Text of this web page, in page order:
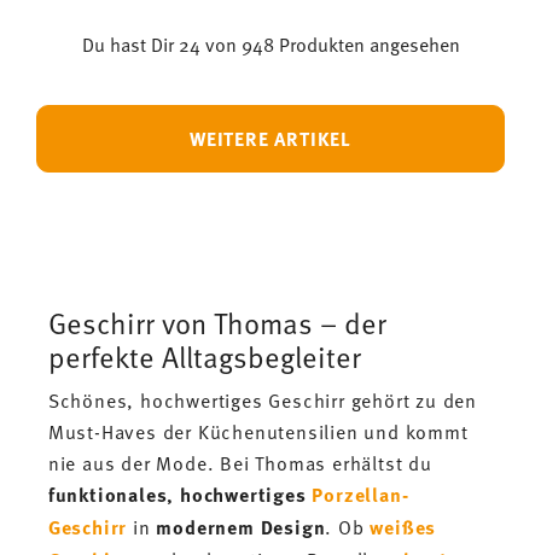
Du hast Dir 24 von 948 Produkten angesehen
WEITERE ARTIKEL
Geschirr von Thomas – der
perfekte Alltagsbegleiter
Schönes, hochwertiges Geschirr gehört zu den
Must-Haves der Küchenutensilien und kommt
nie aus der Mode. Bei Thomas erhältst du
funktionales, hochwertiges Porzellan-
Geschirr in modernem Design. Obweißes